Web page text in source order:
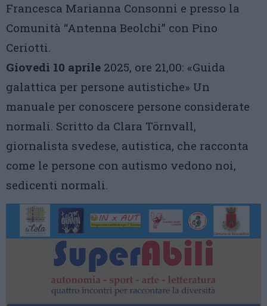
Francesca Marianna Consonni e presso la
Comunità “Antenna Beolchi” con Pino
Ceriotti.
Giovedì 10 aprile 2025, ore 21,00: «Guida
galattica per persone autistiche» Un
manuale per conoscere persone considerate
normali. Scritto da Clara Törnvall,
giornalista svedese, autistica, che racconta
come le persone con autismo vedono noi,
sedicenti normali.